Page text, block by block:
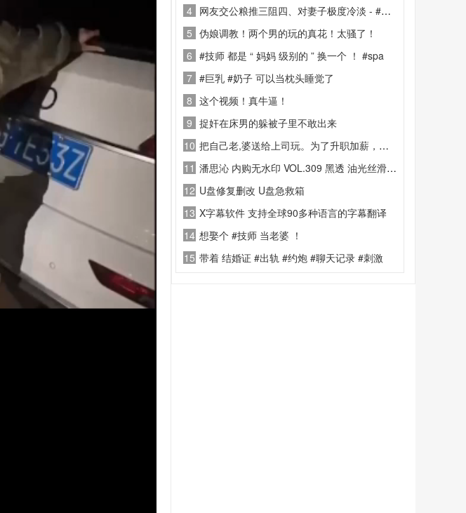
4 网友交公粮推三阻四、对妻子极度冷淡 - #聊天记录 真假自辩 #约炮
5 伪娘调教！两个男的玩的真花！太骚了！
6 #技师 都是 “ 妈妈 级别的 ” 换一个 ！ #spa
7 #巨乳 #奶子 可以当枕头睡觉了
8 这个视频！真牛逼！
9 捉奸在床男的躲被子里不敢出来
10 把自己老,婆送给上司玩。为了升职加薪，这视,频对话太炸,裂了!!
11 潘思沁 内购无水印 VOL.309 黑透 油光丝滑连体丝袜
12 U盘修复删改 U盘急救箱
13 X字幕软件 支持全球90多种语言的字幕翻译
14 想娶个 #技师 当老婆 ！
15 带着 结婚证 #出轨 #约炮 #聊天记录 #刺激